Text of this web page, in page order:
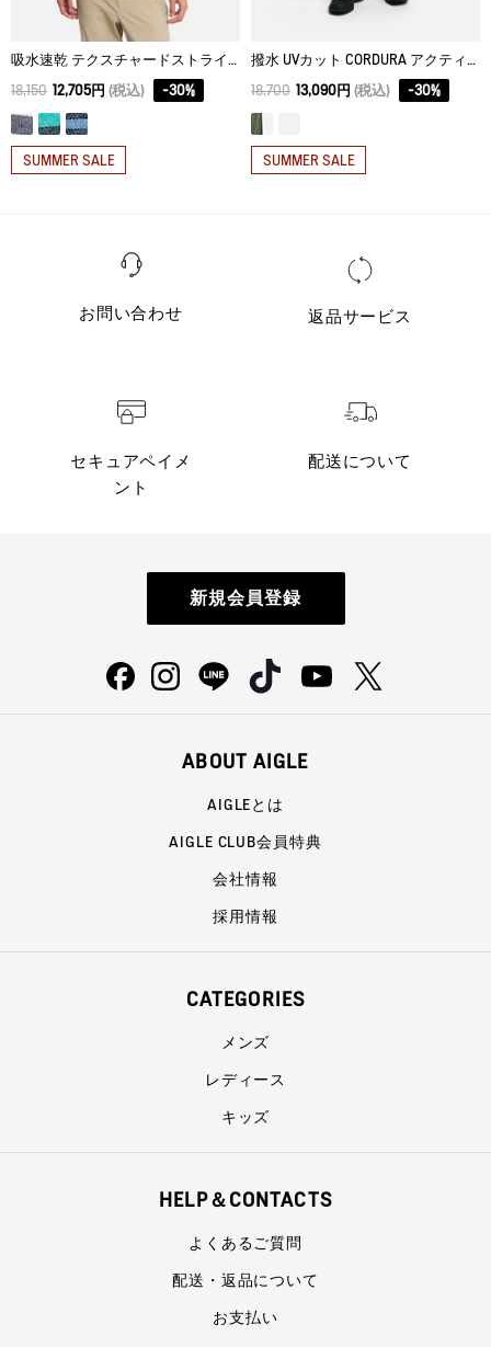
吸水速乾 テクスチャードストライプ 半袖ポロシャツ
18,150 12,705円 (税込) -30%
SUMMER SALE
撥水 UVカット CORDURA アクティブテック パッチポケットパンツ
18,700 13,090円 (税込) -30%
SUMMER SALE
お問い合わせ 返品サービス
セキュアペイメ
ント
配送について
新規会員登録
ABOUT AIGLE
AIGLEとは
AIGLE CLUB会員特典
会社情報
採用情報
CATEGORIES
メンズ
レディース
キッズ
HELP＆CONTACTS
よくあるご質問
配送・返品について
お支払い